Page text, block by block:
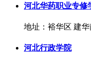
河北华药职业专修
地址：裕华区 建
河北行政学院